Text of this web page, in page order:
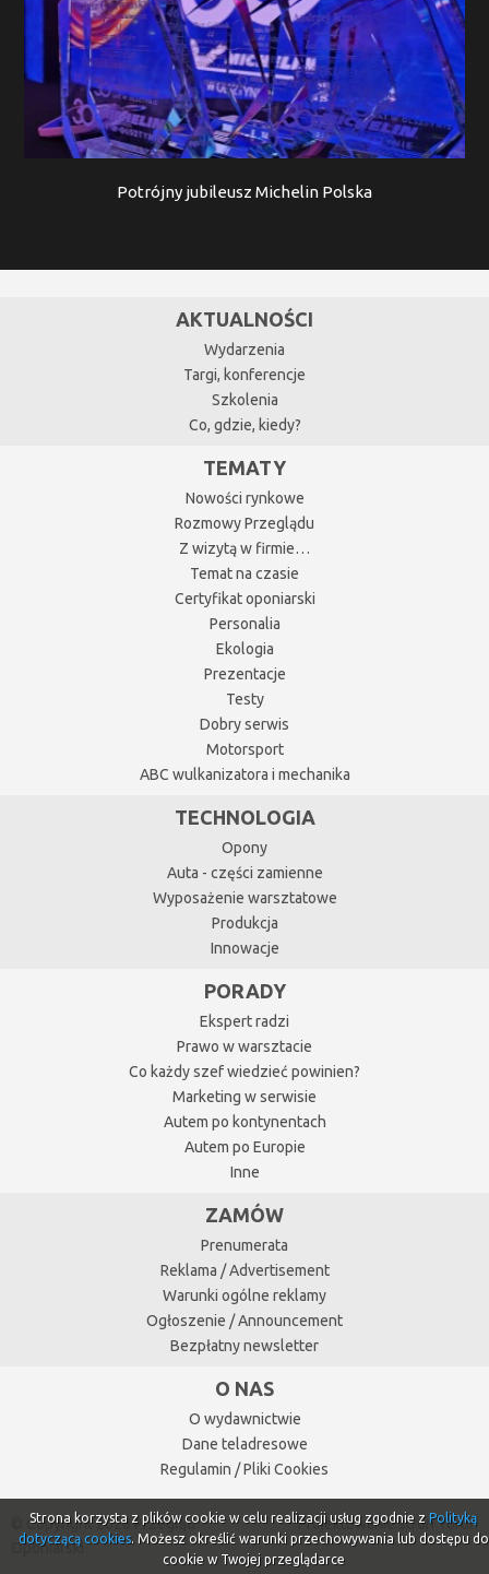
Potrójny jubileusz Michelin Polska
AKTUALNOŚCI
Wydarzenia
Targi, konferencje
Szkolenia
Co, gdzie, kiedy?
TEMATY
Nowości rynkowe
Rozmowy Przeglądu
Z wizytą w firmie…
Temat na czasie
Certyfikat oponiarski
Personalia
Ekologia
Prezentacje
Testy
Dobry serwis
Motorsport
ABC wulkanizatora i mechanika
TECHNOLOGIA
Opony
Auta - części zamienne
Wyposażenie warsztatowe
Produkcja
Innowacje
PORADY
Ekspert radzi
Prawo w warsztacie
Co każdy szef wiedzieć powinien?
Marketing w serwisie
Autem po kontynentach
Autem po Europie
Inne
ZAMÓW
Prenumerata
Reklama / Advertisement
Warunki ogólne reklamy
Ogłoszenie / Announcement
Bezpłatny newsletter
O NAS
O wydawnictwie
Dane teladresowe
Regulamin / Pliki Cookies
© Copyright 2026 Przegląd
Oponiarski
Projektowanie stron Toruń
Strona korzysta z plików cookie w celu realizacji usług zgodnie z Polityką
dotyczącą cookies. Możesz określić warunki przechowywania lub dostępu do
cookie w Twojej przeglądarce